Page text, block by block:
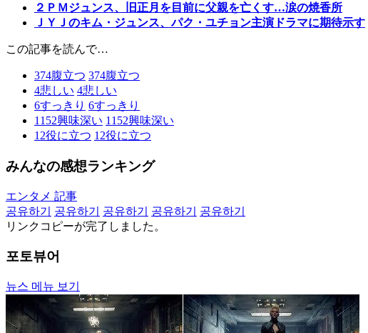
２ＰＭジュンス、旧正月を目前に父親を亡くす…涙の焼香所
ＪＹＪのキム・ジュンス、パク・ユチョン主演ドラマに期待示す
この記事を読んで…
374腹立つ 374腹立つ
4悲しい 4悲しい
6すっきり 6すっきり
1152興味深い 1152興味深い
12役に立つ 12役に立つ
みんなの感想ランキング
エンタメ 記事
공유하기
공유하기 공유하기 공유하기
공유하기
リンクコピーが完了しました。
포토뷰어
뉴스 메뉴 보기